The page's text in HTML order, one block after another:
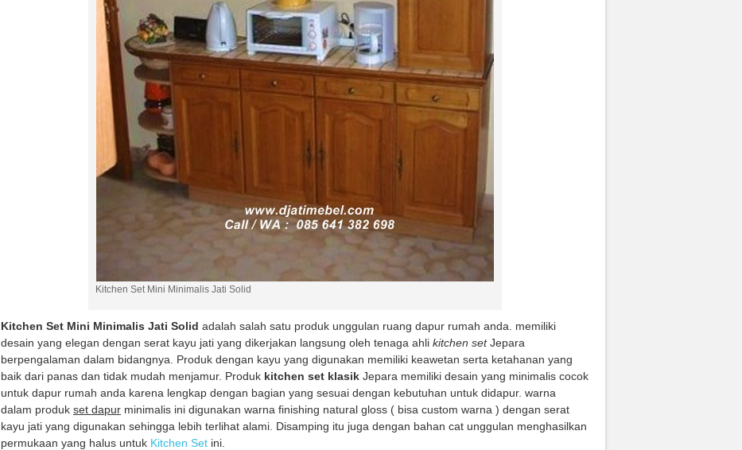
Kitchen Set Mini Minimalis Jati Solid
Kitchen Set Mini Minimalis Jati Solid adalah salah satu produk unggulan ruang dapur rumah anda. memiliki
desain yang elegan dengan serat kayu jati yang dikerjakan langsung oleh tenaga ahli kitchen setJepara
berpengalaman dalam bidangnya. Produk dengan kayu yang digunakan memiliki keawetan serta ketahanan yang
baik dari panas dan tidak mudah menjamur. Produk kitchen set klasik Jepara memiliki desain yang minimalis cocok
untuk dapur rumah anda karena lengkap dengan bagian yang sesuai dengan kebutuhan untuk didapur. warna
dalam produk set dapur minimalis ini digunakan warna finishing natural gloss ( bisa custom warna ) dengan serat
kayu jati yang digunakan sehingga lebih terlihat alami. Disamping itu juga dengan bahan cat unggulan menghasilkan
permukaan yang halus untuk Kitchen Set ini.